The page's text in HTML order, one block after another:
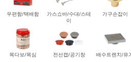
우편함/택배함
가스쇼바/수대/스테
이
가구손잡이
목다보/목심 전선캡/공기창 배수트렌치/유